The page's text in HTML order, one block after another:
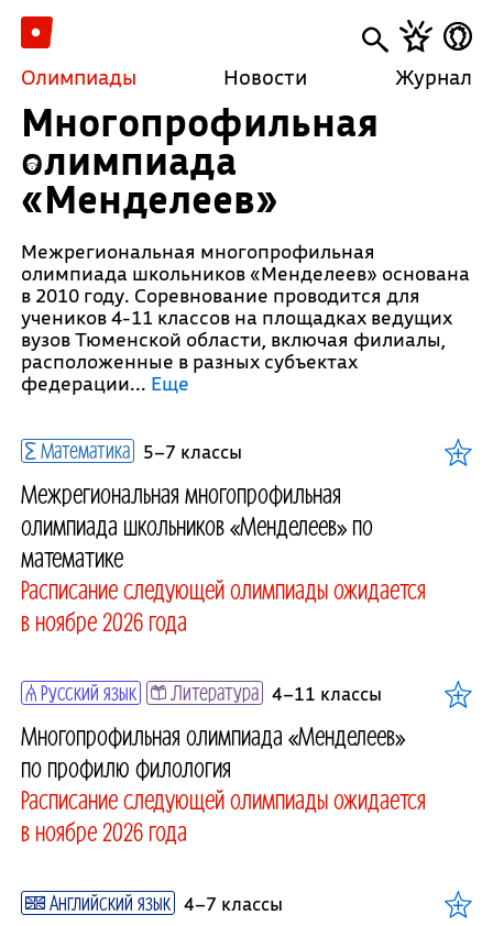
Олимпиады Новости Журнал
Многопрофильная
олимпиада
«Менделеев»
Межрегиональная многопрофильная
олимпиада школьников «Менделеев» основана
в 2010 году. Соревнование проводится для
учеников 4-11 классов на площадках ведущих
вузов Тюменской области, включая филиалы,
расположенные в разных субъектах
федерации... Еще
Математика 5–7 классы
Межрегиональная многопрофильная
олимпиада школьников «Менделеев» по
математике
Расписание следующей олимпиады ожидается
в ноябре 2026 года
Русский язык Литература 4–11 классы
Многопрофильная олимпиада «Менделеев»
по профилю филология
Расписание следующей олимпиады ожидается
в ноябре 2026 года
Английский язык 4–7 классы